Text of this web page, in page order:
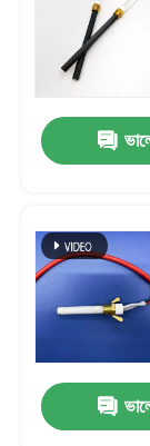
সিরামিক ইগনিটর
সিলিকন
সিরামিক হিটিং প্লেট
সিরামিক ওজোন